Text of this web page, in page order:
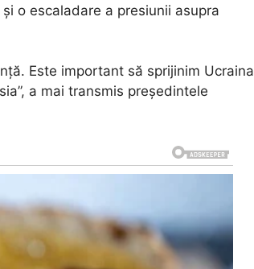
o escaladare a presiunii asupra
Este important să sprijinim Ucraina
a mai transmis președintele